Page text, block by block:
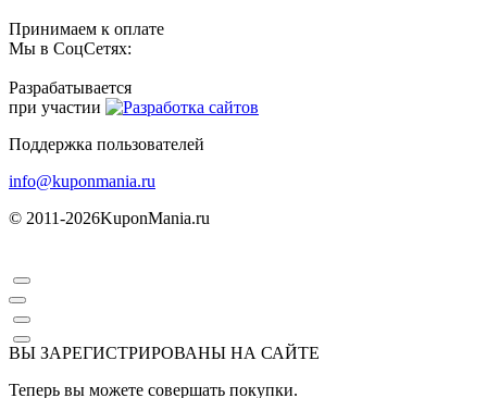
Принимаем к оплате
Мы в СоцСетях:
Разрабатывается
при участии
Поддержка пользователей
info@kuponmania.ru
© 2011-2026KuponMania.ru
ВЫ ЗАРЕГИСТРИРОВАНЫ НА САЙТЕ
Теперь вы можете совершать покупки.